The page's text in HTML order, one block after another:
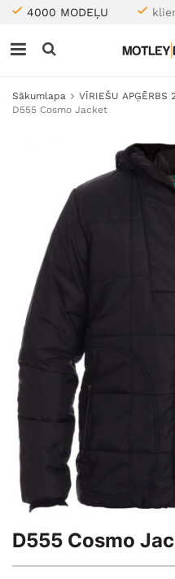
4000 MODEĻU
Sākumlapa VĪRIEŠU APĢĒRBS
D555 Cosmo Jacket
D555 Cosmo